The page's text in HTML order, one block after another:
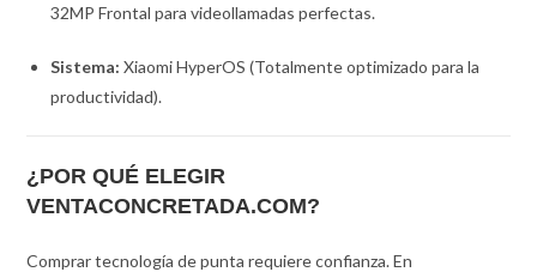
32MP Frontal para videollamadas perfectas.
Sistema: Xiaomi HyperOS (Totalmente optimizado para la
productividad).
¿POR QUÉ ELEGIR
VENTACONCRETADA.COM?
Comprar tecnología de punta requiere confianza. En